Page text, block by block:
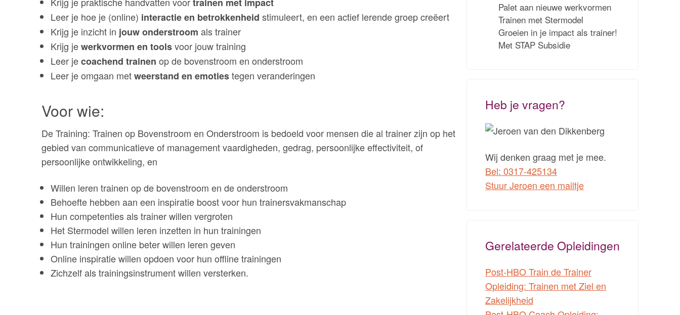
Leer je hoe je (online) interactie en betrokkenheid stimuleert, en een actief lerende groep creëert
Krijg je inzicht in jouw onderstroom als trainer
Krijg jewerkvormen en toolsvoor jouw training
Leer jecoachend trainen op de bovenstroom en onderstroom
Leer je omgaan metweerstand en emotiestegen veranderingen
Voor wie:
De Training: Trainen op Bovenstroom en Onderstroom is bedoeld voor mensen die al trainer zijn op het
gebied van communicatieve of management vaardigheden, gedrag, persoonlijke effectiviteit, of
persoonlijke ontwikkeling, en
Willen leren trainen op de bovenstroom en de onderstroom
Behoefte hebben aan een inspiratie boost voor hun trainersvakmanschap
Hun competenties als trainer willen vergroten
Het Stermodel willen leren inzetten in hun trainingen
Hun trainingen online beter willen leren geven
Online inspiratie willen opdoen voor hun offline trainingen
Zichzelf als trainingsinstrument willen versterken.
Palet aan nieuwe werkvormen
Trainen met Stermodel
Groeien in je impact als trainer!
Met STAP Subsidie
Heb je vragen?
Wij denken graag met je mee.
Bel: 0317-425134
Stuur Jeroen een mailtje
Gerelateerde Opleidingen
Post-HBO Train de Trainer
Opleiding: Trainen met Ziel en
Zakelijkheid